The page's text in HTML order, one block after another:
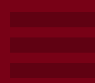
BALANCA DIGITAL
BALANCA ETIQUETADORA
BALANCA DIGITAL